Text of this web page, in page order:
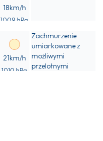
18km/h
1009 hPa
21km/h
1010 hPa
Zachmurzenie
umiarkowane z
możliwymi
przelotnymi